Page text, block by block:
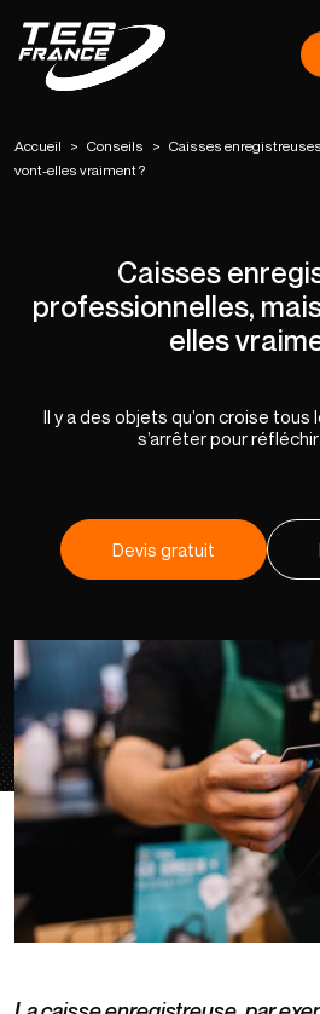
Accueil > Conseils > Caisses
vont-elles vraiment ?
Caisses
professionnelles,
elles
Il y a des objets qu’on croise tous
s’arrêter pour
Devis gratuit